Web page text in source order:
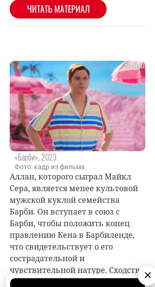
«Барби», 2023
Фото: кадр из фильма
Аллан, которого сыграл Майкл
Сера, является менее культовой
мужской куклой семейства
Барби. Он вступает в союз с
Барби, чтобы положить конец
правлению Кена в Барбиленде,
что свидетельствует о его
сострадательной и
чувствительной натуре. Сходство
с Алланом заметят Рыбы,
×